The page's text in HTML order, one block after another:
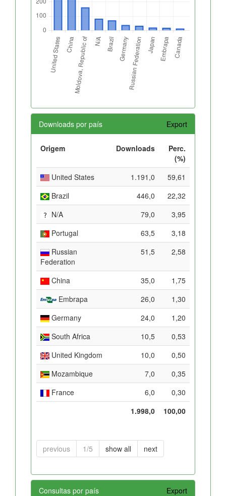
Downloads por país Export
Origem Downloads
Perc.
(%)
United States
1.191,0
59,61
Brazil
446,0
22,32
N/A
79,0
3,95
Portugal
63,5
3,18
Russian
Federation
51,5 2,58
China 35,0
1,75
Embrapa
26,0
1,30
Germany
24,0
1,20
South Africa
10,5
0,53
United Kingdom
10,0
0,50
Mozambique
7,0
0,35
France
6,0
0,30
1.998,0
100,00
previous 1/5 show all next
Consultas por país Export